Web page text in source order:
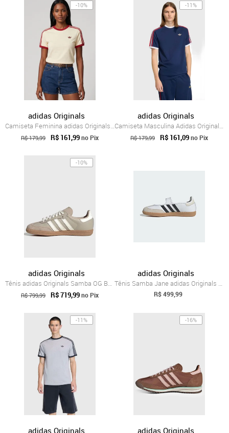
-10%
adidas Originals
Camiseta Feminina adidas Originals Adico...
R$ 179,99 R$ 161,99no Pix
-11%
adidas Originals
Camiseta Masculina Adidas Originals 3 St...
R$ 179,99 R$ 161,09no Pix
-10%
adidas Originals
Tênis adidas Originals Samba OG Bege
R$ 799,99 R$ 719,99no Pix
adidas Originals
Tênis Samba Jane adidas Originals Branco
R$ 499,99
-11%
adidas Originals
-16%
adidas Originals